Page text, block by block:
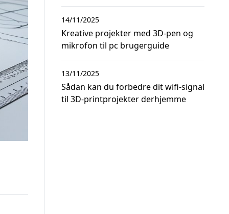
Kreative projekter med 3D-pen og
mikrofon til pc brugerguide
14/11/2025
Sådan kan du forbedre dit wifi-signal
til 3D-printprojekter derhjemme
13/11/2025